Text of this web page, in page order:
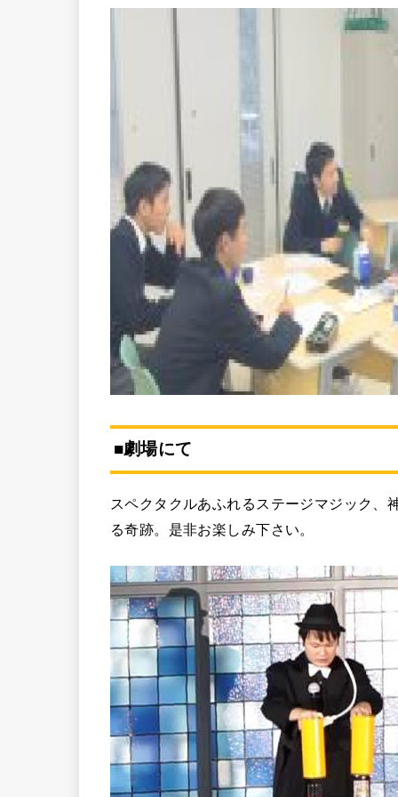
■劇場にて
スペクタクルあふれるステージマジック、
る奇跡。是非お楽しみ下さい。